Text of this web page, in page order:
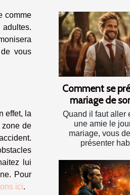
comme
vous
effet, la
zone de
lui
Pour
ici.
Comment se
mariage de
Quand il faut aller
une amie le
mariage, vous
présenter